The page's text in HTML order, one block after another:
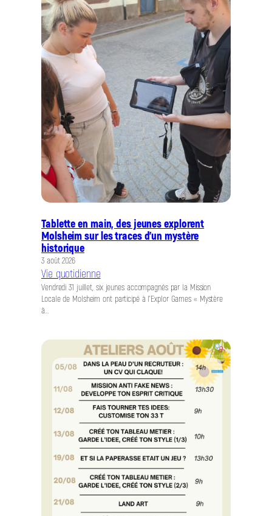
Tablette en main, des jeunes explorent
Molsheim sur les traces d’un mystère
historique
3 août 2026
Vie quotidienne
Vendredi 31 juillet, six jeunes accompagnés par la Mission
Locale de Molsheim ont participé à l’Explor Games « Mystère
à…